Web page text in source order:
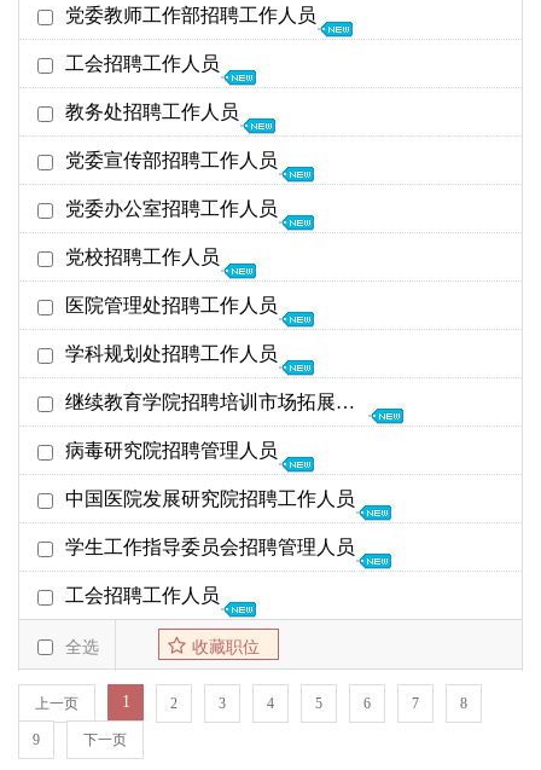
26年02月28日 01-21
党委办公室
26年02月28日 01-21
党委教师工作部招聘工作人员
党委教师工作部
26年02月28日 01-21
工会招聘工作人员
工会、妇委会
26年02月28日 01-21
教务处招聘工作人员
教务处
26年02月28日 01-21
党委宣传部招聘工作人员
宣传部
25年04月30日 04-16
党委办公室招聘工作人员
党委办公室
25年04月30日 01-06
党校招聘工作人员
党校
25年04月30日 01-06
医院管理处招聘工作人员
医院管理处
25年04月30日 04-14
学科规划处招聘工作人员
学科规划处 25年04月16日
25年04月30日 01-06
继续教育学院招聘培训市场拓展人员
继续教育学院
25年06月30日 01-17
病毒研究院招聘管理人员
病毒研究院 25年01月14日
25年02月07日 01-06
中国医院发展研究院招聘工作人员
中国医院发展研究院 25年01月14日
25年02月07日 01-06
学生工作指导委员会招聘管理人员
学生工作指导委员会
25年02月07日 01-06
工会招聘工作人员
工会、妇委会
25年02月07日 01-06
全选 收藏职位
上一页 1 2 3 4 5 6 7 8
9 下一页